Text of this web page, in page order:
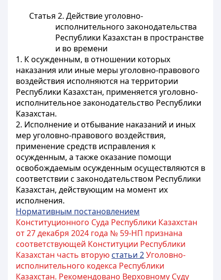
Статья 2. Действие уголовно-
исполнительного законодательства
Республики Казахстан в пространстве
и во времени
1. К осужденным, в отношении которых
наказания или иные меры уголовно-правового
воздействия исполняются на территории
Республики Казахстан, применяется уголовно-
исполнительное законодательство Республики
Казахстан.
2. Исполнение и отбывание наказаний и иных
мер уголовно-правового воздействия,
применение средств исправления к
осужденным, а также оказание помощи
освобождаемым осужденным осуществляются в
соответствии с законодательством Республики
Казахстан, действующим на момент их
исполнения.
Нормативным постановлением
Конституционного Суда Республики Казахстан
от 27 декабря 2024 года № 59-НП признана
соответствующей Конституции Республики
Казахстан часть вторую статьи 2Уголовно-
исполнительного кодекса Республики
Казахстан. Рекомендовано Верховному Суду